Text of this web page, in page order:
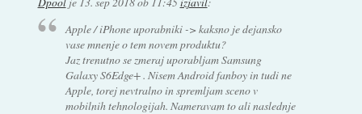
Apple / iPhone uporabniki -> kaksno je dejansko
vase mnenje o tem novem produktu?
Jaz trenutno se zmeraj uporabljam Samsung
Galaxy S6Edge+ . Nisem Android fanboy in tudi ne
Apple, torej nevtralno in spremljam sceno v
mobilnih tehnologijah. Nameravam to ali naslednje